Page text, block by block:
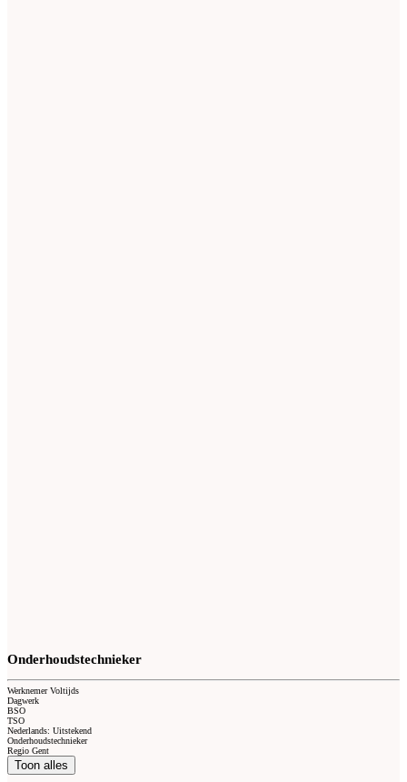
Onderhoudstechnieker
Werknemer Voltijds
Dagwerk
BSO
TSO
Nederlands: Uitstekend
Onderhoudstechnieker
Regio Gent
Toon alles